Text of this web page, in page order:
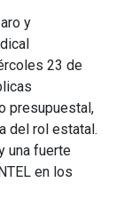
y
23 de
presupuestal,
del rol estatal.
una fuerte
en los